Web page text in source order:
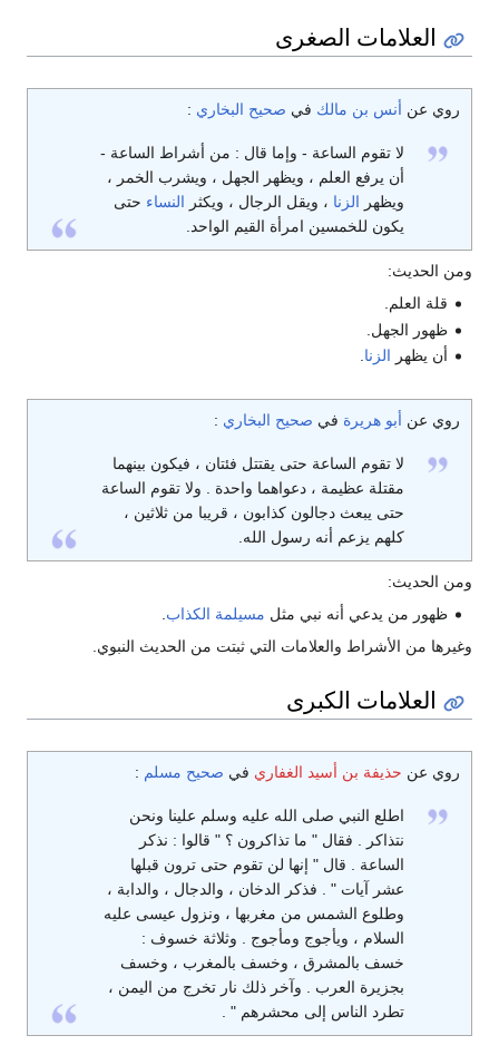
العلامات الصغرى
روي عن أنس بن مالك في صحيح البخاري :
لا تقوم الساعة - وإما قال : من أشراط الساعة -
أن يرفع العلم ، ويظهر الجهل ، ويشرب الخمر ،
ويظهر الزنا ، ويقل الرجال ، ويكثر النساء حتى
يكون للخمسين امرأة القيم الواحد.
ومن الحديث:
قلة العلم.
ظهور الجهل.
أن يظهر الزنا
روي عن أبو هريرة في صحيح البخاري :
لا تقوم الساعة حتى يقتتل فئتان ، فيكون بينهما
مقتلة عظيمة ، دعواهما واحدة . ولا تقوم الساعة
حتى يبعث دجالون كذابون ، قريبا من ثلاثين ،
كلهم يزعم أنه رسول الله.
ومن الحديث:
ظهور من يدعي أنه نبي مثل مسيلمة الكذاب
وغيرها من الأشراط والعلامات التي ثبتت من الحديث النبوي.
العلامات الكبرى
روي عن حذيفة بن أسيد الغفاري في صحيح مسلم :
اطلع النبي صلى الله عليه وسلم علينا ونحن
نتذاكر . فقال " ما تذاكرون ؟ " قالوا : نذكر
الساعة . قال " إنها لن تقوم حتى ترون قبلها
عشر آيات " . فذكر الدخان ، والدجال ، والدابة ،
وطلوع الشمس من مغربها ، ونزول عيسى عليه
السلام ، ويأجوج ومأجوج . وثلاثة خسوف :
خسف بالمشرق ، وخسف بالمغرب ، وخسف
بجزيرة العرب . وآخر ذلك نار تخرج من اليمن ،
تطرد الناس إلى محشرهم " .